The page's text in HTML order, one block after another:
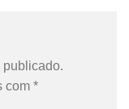
publicado.
com *